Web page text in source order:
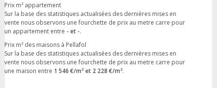
Prix m² appartement
Sur la base des statistiques actualisées des dernières mises en
vente nous observons une fourchette de prix au metre carre pour
un appartement entre - et -.
Prix m² des maisons à Pellafol
Sur la base des statistiques actualisées des dernières mises en
vente nous observons une fourchette de prix au metre carre pour
une maison entre 1 546 €/m² et 2 228 €/m².